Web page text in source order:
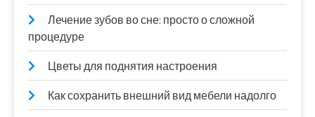
Лечение зубов во сне: просто о сложной
процедуре
Цветы для поднятия настроения
Как сохранить внешний вид мебели надолго